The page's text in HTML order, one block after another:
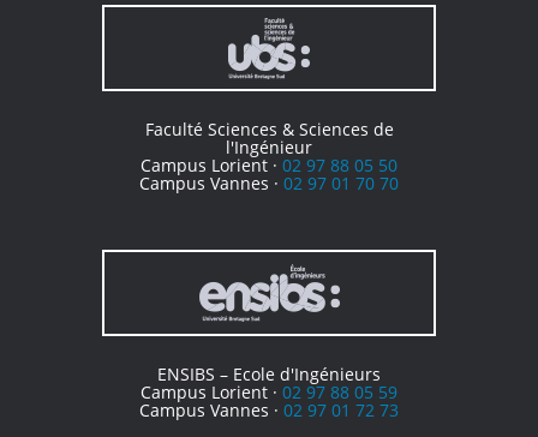
Faculté Sciences & Sciences de
l'Ingénieur
Campus Lorient · 02 97 88 05 50
Campus Vannes · 02 97 01 70 70
ENSIBS – Ecole d'Ingénieurs
Campus Lorient · 02 97 88 05 59
Campus Vannes · 02 97 01 72 73